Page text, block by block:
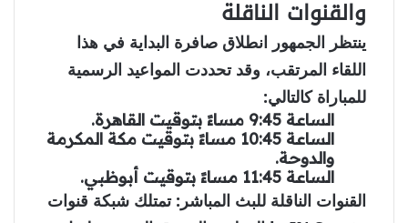
والقنوات الناقلة
ينتظر الجمهور انطلاق صافرة البداية في هذا
اللقاء المرتقب، وقد تحددت المواعيد الرسمية
للمباراة كالتالي:
الساعة 9:45 مساءً
بتوقيت القاهرة.
الساعة 10:45 مساءً
بتوقيت مكة المكرمة
والدوحة.
الساعة 11:45 مساءً
بتوقيت أبوظبي.
القنوات الناقلة للبث المباشر: تمتلك شبكة قنوات